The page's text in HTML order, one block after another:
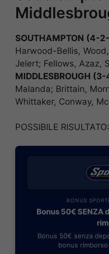
SOUTHAMPTON (4-
Harwood-Bellis,
Jelert; Fellows, Azaz,
MIDDLESBROUGH
Malanda; Brittain,
Whittaker, Conway,
POSSIBILE
BONUS
Bonus 50€ SENZA
Bonus 50€ senza
bonus